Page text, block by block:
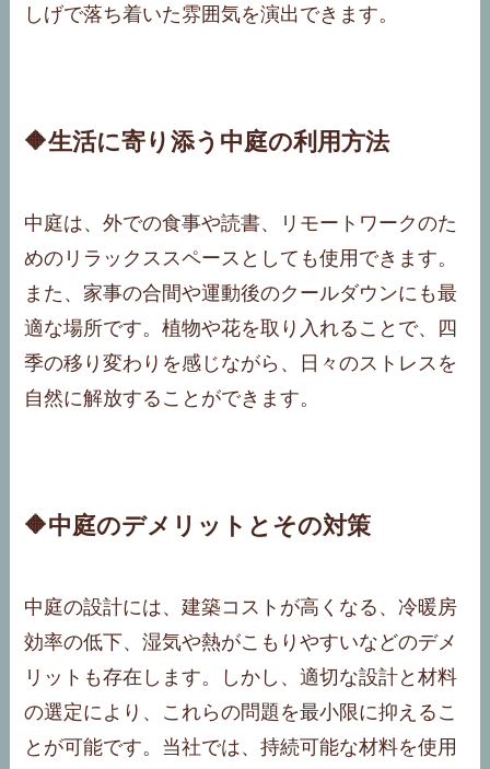
しげで落ち着いた雰囲気を演出できます。
🔶生活に寄り添う中庭の利用方法
中庭は、外での食事や読書、リモートワークのた
めのリラックススペースとしても使用できます。
また、家事の合間や運動後のクールダウンにも最
適な場所です。植物や花を取り入れることで、四
季の移り変わりを感じながら、日々のストレスを
自然に解放することができます。
🔶中庭のデメリットとその対策
中庭の設計には、建築コストが高くなる、冷暖房
効率の低下、湿気や熱がこもりやすいなどのデメ
リットも存在します。しかし、適切な設計と材料
の選定により、これらの問題を最小限に抑えるこ
とが可能です。当社では、持続可能な材料を使用